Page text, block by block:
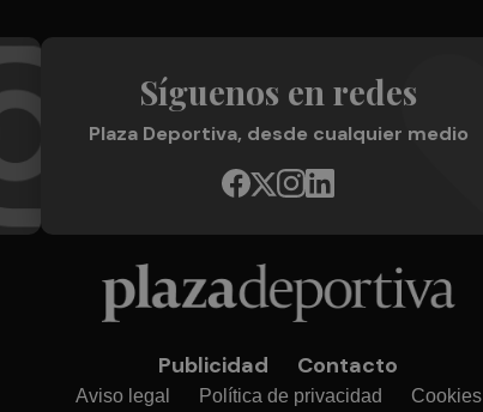
Síguenos en redes
Plaza Deportiva, desde cualquier medio
Publicidad Contacto
Aviso legal Política de privacidad Cookies